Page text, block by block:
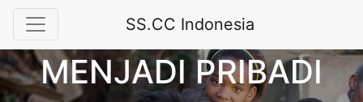
SS.CC Indonesia
MENJADI PRIBADI